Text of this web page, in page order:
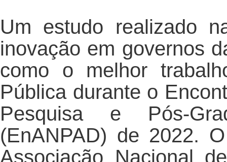
Um estudo realizado
inovação em governos
como o melhor
Pública durante o
Pesquisa e Pós-
(EnANPAD) de 2022.
Associação Nacional